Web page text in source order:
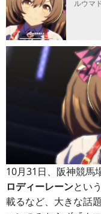
ルウマ
10月31日、阪神競馬
ロディーレーンとい
載るなど、大きな話